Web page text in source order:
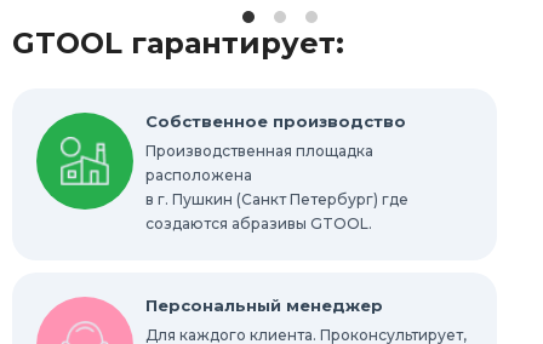
Новинки
Распродажа Выгодная цена
Шлифовально-полировальные станки
Запасные части
GTOOL гарантирует:
Собственное производство
Производственная площадка
расположена
в г. Пушкин (Санкт Петербург) где
создаются абразивы GTOOL.
Персональный менеджер
Для каждого клиента. Проконсультирует,